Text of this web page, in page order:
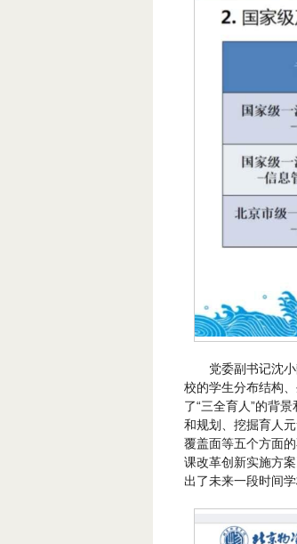
党委副书记沈
校的学生分布结构
了“三全育人”的背
和规划、挖掘育人
覆盖面等五个方面
课改革创新实施方
出了未来一段时间